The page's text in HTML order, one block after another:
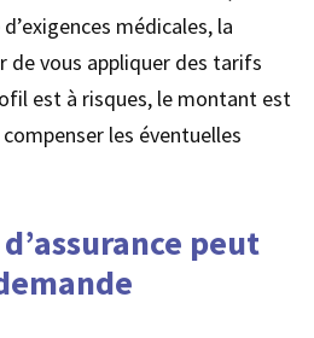
médicales, la
de vous appliquer des tarifs
est à risques, le montant est
les éventuelles
peut